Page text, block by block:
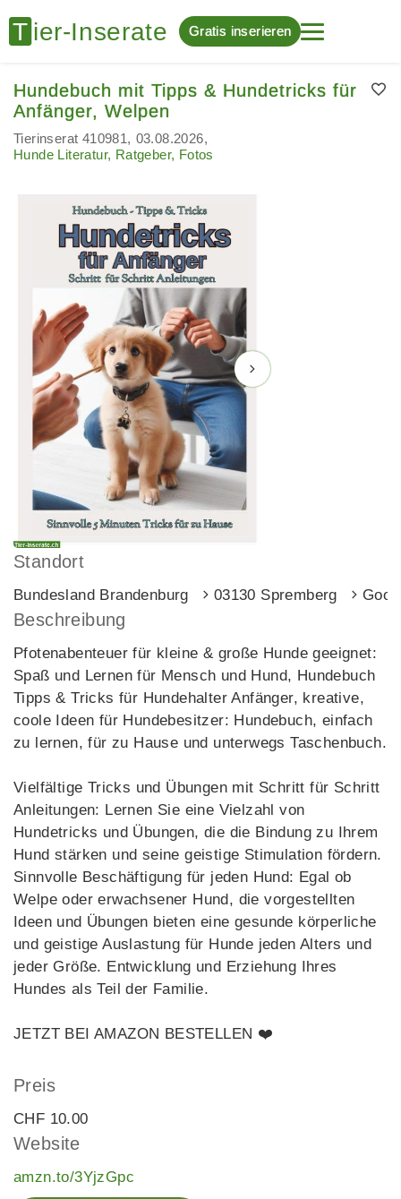
Gratis inserieren
Hundebuch mit Tipps & Hundetricks für
Anfänger, Welpen
Tierinserat 410981
03.08.2026
Hunde Literatur, Ratgeber, Fotos
Standort
Bundesland Brandenburg 03130 Spremberg
Beschreibung
Pfotenabenteuer für kleine & große Hunde geeignet:
Spaß und Lernen für Mensch und Hund, Hundebuch
Tipps & Tricks für Hundehalter Anfänger, kreative,
coole Ideen für Hundebesitzer: Hundebuch, einfach
zu lernen, für zu Hause und unterwegs Taschenbuch.
Vielfältige Tricks und Übungen mit Schritt für Schritt
Anleitungen: Lernen Sie eine Vielzahl von
Hundetricks und Übungen, die die Bindung zu Ihrem
Hund stärken und seine geistige Stimulation fördern.
Sinnvolle Beschäftigung für jeden Hund: Egal ob
Welpe oder erwachsener Hund, die vorgestellten
Ideen und Übungen bieten eine gesunde körperliche
und geistige Auslastung für Hunde jeden Alters und
jeder Größe. Entwicklung und Erziehung Ihres
Hundes als Teil der Familie.
JETZT BEI AMAZON BESTELLEN ❤️
Preis
CHF 10.00
Website
amzn.to/3YjzGpc